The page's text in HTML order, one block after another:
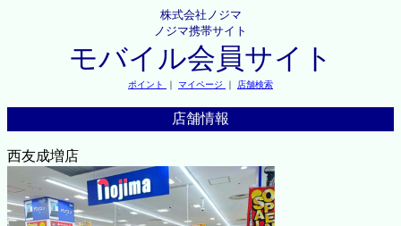
株式会社ノジマ
ノジマ携帯サイト
モバイル会員サイト
ポイント ｜ マイページ ｜ 店舗検索
店舗情報
西友成増店